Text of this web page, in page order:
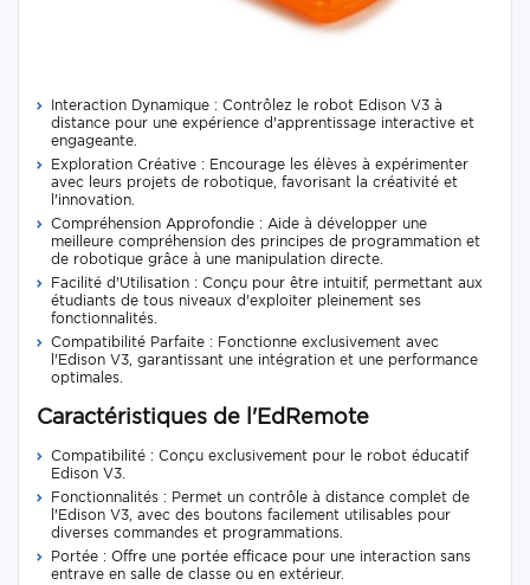
Interaction Dynamique : Contrôlez le robot Edison V3 à
distance pour une expérience d'apprentissage interactive et
engageante.
Exploration Créative : Encourage les élèves à expérimenter
avec leurs projets de robotique, favorisant la créativité et
l'innovation.
Compréhension Approfondie : Aide à développer une
meilleure compréhension des principes de programmation et
de robotique grâce à une manipulation directe.
Facilité d'Utilisation : Conçu pour être intuitif, permettant aux
étudiants de tous niveaux d'exploiter pleinement ses
fonctionnalités.
Compatibilité Parfaite : Fonctionne exclusivement avec
l'Edison V3, garantissant une intégration et une performance
optimales.
Caractéristiques de l'EdRemote
Compatibilité : Conçu exclusivement pour le robot éducatif
Edison V3.
Fonctionnalités : Permet un contrôle à distance complet de
l'Edison V3, avec des boutons facilement utilisables pour
diverses commandes et programmations.
Portée : Offre une portée efficace pour une interaction sans
entrave en salle de classe ou en extérieur.